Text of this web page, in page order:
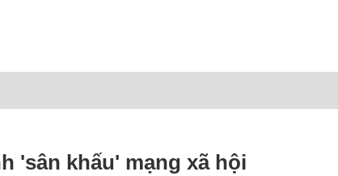
'sân khấu' mạng xã hội